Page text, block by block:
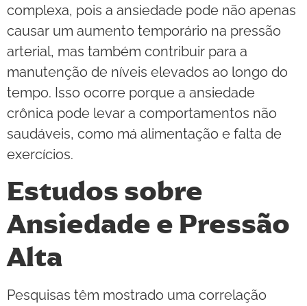
complexa, pois a ansiedade pode não apenas
causar um aumento temporário na pressão
arterial, mas também contribuir para a
manutenção de níveis elevados ao longo do
tempo. Isso ocorre porque a ansiedade
crônica pode levar a comportamentos não
saudáveis, como má alimentação e falta de
exercícios.
Estudos sobre
Ansiedade e Pressão
Alta
Pesquisas têm mostrado uma correlação